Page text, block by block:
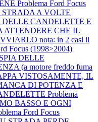
Problema Ford Focus
STRADA A VOLTE
CANDELETTE E
ATTENDERE CHE IL
nota: in 2 casi il
Focus (1998>2004)
DELLE
(a motore freddo fuma
VISTOSAMENTE, IL
DI POTENZA E
Problema
BASSO E OGNI
Ford Focus